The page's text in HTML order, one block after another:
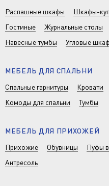
Распашные шкафы
Шкафы-
Гостиные
Журнальные столы
Навесные тумбы
Угловые
МЕБЕЛЬ ДЛЯ СПАЛЬНИ
Спальные гарнитуры
Кровати
Комоды для спальни
Тумбы
МЕБЕЛЬ ДЛЯ ПРИХОЖЕЙ
Прихожие
Обувницы Пуфы
Антресоль